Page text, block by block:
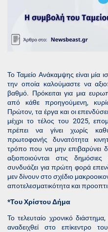
Το Ταμείο Ανάκαμψης είναι μία
την οποία καλούμαστε να
βαθμό. Πρόκειται για μια
από κάθε προηγούμενη,
Πρώτον, τα έργα και οι
μέχρι το τέλος του 2025,
πρέπει να γίνει χωρίς
πρωτοφανής δυνατότητα
τρόπο που να μην επιβαρύνει
αξιοποιούνται στις
συνδυάζει για πρώτη φορά
μεν δίνουν στο σχέδιο
αποτελεσματικότητα και
*Του Χρίστου Δήμα
Το τελευταίο χρονικό
αναδειχθεί στο επίκεντρο